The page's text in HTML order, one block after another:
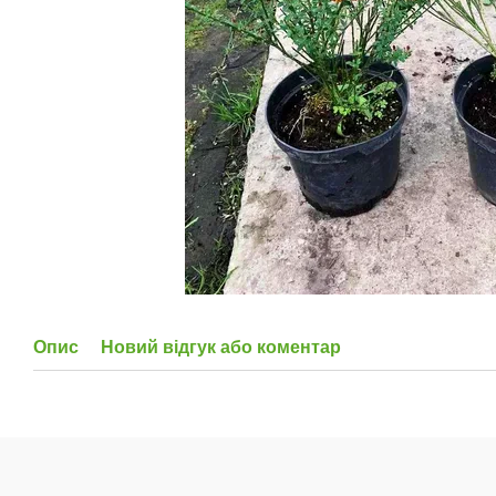
Опис Новий відгук або коментар